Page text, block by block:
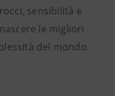
sensibilità e
le migliori
del mondo.